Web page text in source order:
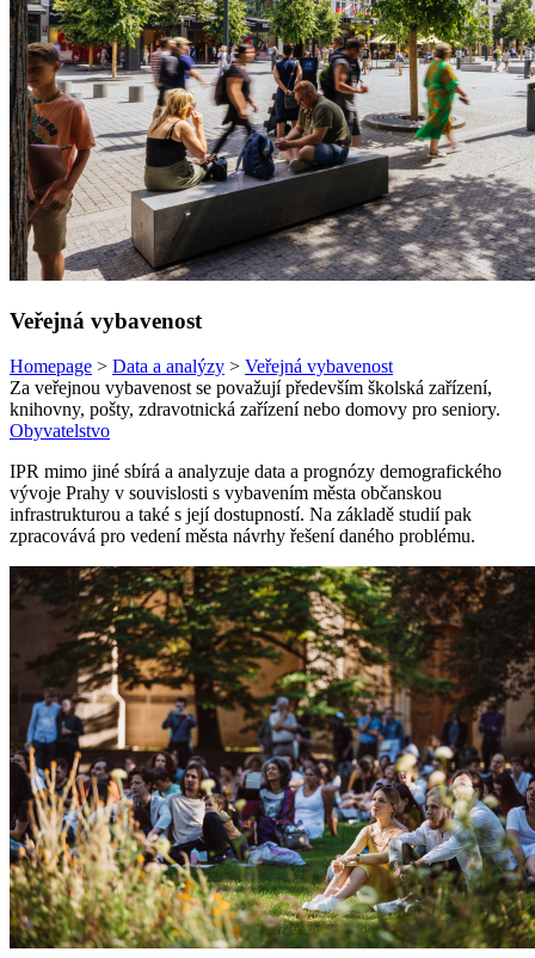
Veřejná vybavenost
Homepage > Data a analýzy > Veřejná vybavenost
Za veřejnou vybavenost se považují především školská zařízení,
knihovny, pošty, zdravotnická zařízení nebo domovy pro seniory.
Obyvatelstvo
IPR mimo jiné sbírá a analyzuje data a prognózy demografického
vývoje Prahy v souvislosti s vybavením města občanskou
infrastrukturou a také s její dostupností. Na základě studií pak
zpracovává pro vedení města návrhy řešení daného problému.